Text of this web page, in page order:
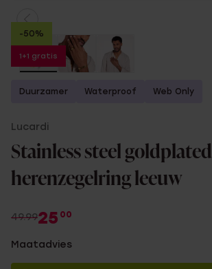
-50%
1+1 gratis
Duurzamer Waterproof Web Only
Lucardi
Stainless steel goldplated
herenzegelring leeuw
49.9925 00
Maatadvies